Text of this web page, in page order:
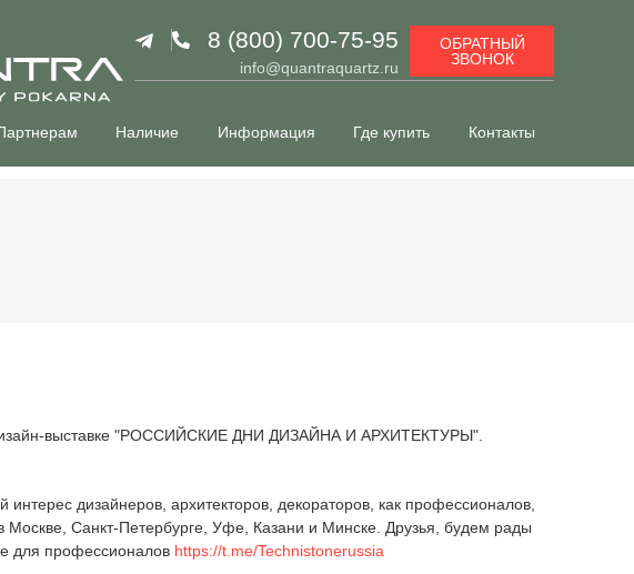
8 (800) 700-75-95
info@quantraquartz.ru
ОБРАТНЫЙ
ЗВОНОК
Наличие Информация Где купить Контакты
выставке "РОССИЙСКИЕ ДНИ ДИЗАЙНА И АРХИТЕКТУРЫ".
дизайнеров, архитекторов, декораторов, как профессионалов,
Санкт-Петербурге, Уфе, Казани и Минске. Друзья, будем рады
для профессионалов https://t.me/Technistonerussia